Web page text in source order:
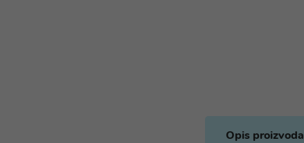
Opis proizvoda